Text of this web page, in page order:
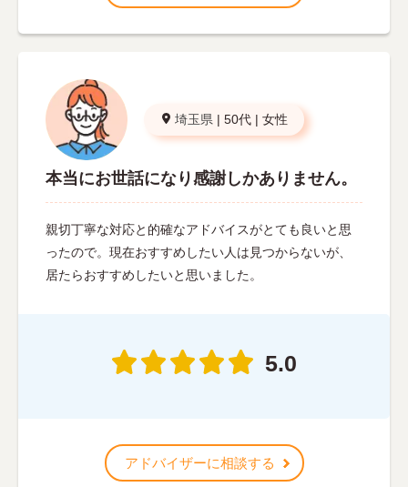
埼玉県 | 50代 | 女性
本当にお世話になり感謝しかありません。
親切丁寧な対応と的確なアドバイスがとても良いと思
ったので。現在おすすめしたい人は見つからないが、
居たらおすすめしたいと思いました。
5.0
アドバイザーに相談する